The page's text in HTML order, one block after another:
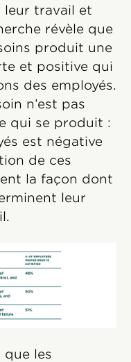
leur travail et
révèle que
produit une
et positive qui
des employés.
n’est pas
qui se produit :
est négative
de ces
la façon dont
leur
les